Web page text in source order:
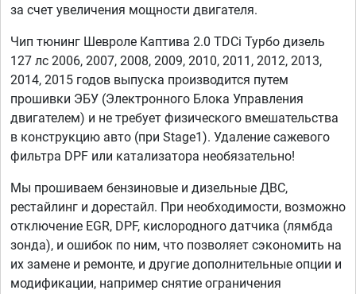
за счет увеличения мощности двигателя.
Чип тюнинг Шевроле Каптива 2.0 TDCi Турбо дизель
127 лс 2006, 2007, 2008, 2009, 2010, 2011, 2012, 2013,
2014, 2015 годов выпуска производится путем
прошивки ЭБУ (Электронного Блока Управления
двигателем) и не требует физического вмешательства
в конструкцию авто (при Stage1). Удаление сажевого
фильтра DPF или катализатора необязательно!
Мы прошиваем бензиновые и дизельные ДВС,
рестайлинг и дорестайл. При необходимости, возможно
отключение EGR, DPF, кислородного датчика (лямбда
зонда), и ошибок по ним, что позволяет сэкономить на
их замене и ремонте, и другие дополнительные опции и
модификации, например снятие ограничения